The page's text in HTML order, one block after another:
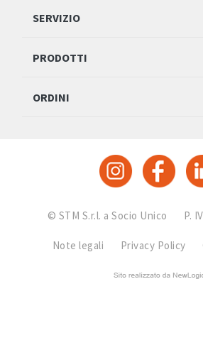
SERVIZIO
PRODOTTI
ORDINI
© STM S.r.l. a Socio Unico P.
Note legali Privacy Policy